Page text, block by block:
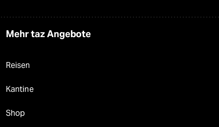
Mehr taz Angebote
Reisen
Kantine
Shop